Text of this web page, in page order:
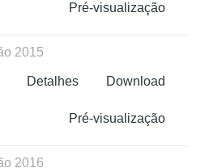
Pré-visualização
2015
Download
Detalhes
Pré-visualização
2016